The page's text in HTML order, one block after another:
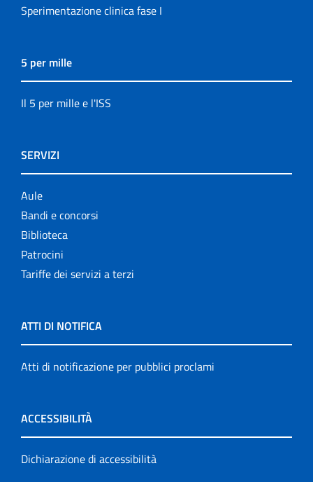
Sperimentazione clinica fase I
5 per mille
Il 5 per mille e l'ISS
SERVIZI
Aule
Bandi e concorsi
Biblioteca
Patrocini
Tariffe dei servizi a terzi
ATTI DI NOTIFICA
Atti di notificazione per pubblici proclami
ACCESSIBILITÀ
Dichiarazione di accessibilità